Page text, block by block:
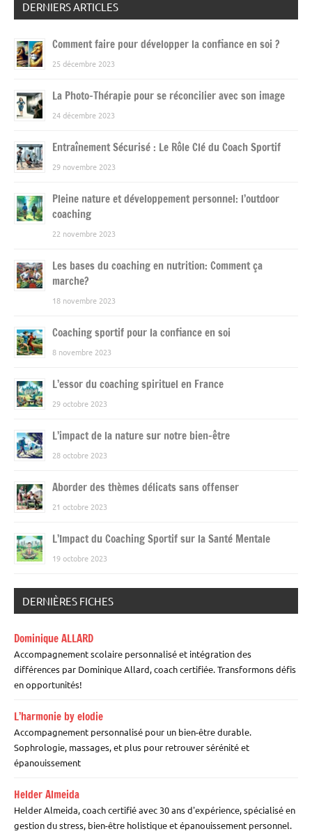
DERNIERS ARTICLES
Comment faire pour développer la confiance en soi ?
25 décembre 2023
La Photo-Thérapie pour se réconcilier avec son image
24 décembre 2023
Entraînement Sécurisé : Le Rôle Clé du Coach Sportif
29 novembre 2023
Pleine nature et développement personnel: l’outdoor
coaching
22 novembre 2023
Les bases du coaching en nutrition: Comment ça
marche?
18 novembre 2023
Coaching sportif pour la confiance en soi
8 novembre 2023
L’essor du coaching spirituel en France
29 octobre 2023
L’impact de la nature sur notre bien-être
28 octobre 2023
Aborder des thèmes délicats sans offenser
21 octobre 2023
L’Impact du Coaching Sportif sur la Santé Mentale
19 octobre 2023
DERNIÈRES FICHES
Dominique ALLARD
Accompagnement scolaire personnalisé et intégration des
différences par Dominique Allard, coach certifiée. Transformons défis
en opportunités!
L’harmonie by elodie
Accompagnement personnalisé pour un bien-être durable.
Sophrologie, massages, et plus pour retrouver sérénité et
épanouissement
Helder Almeida
Helder Almeida, coach certifié avec 30 ans d'expérience, spécialisé en
gestion du stress, bien-être holistique et épanouissement personnel.